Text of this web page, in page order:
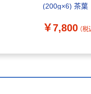
(200g×6) 茶葉
￥7,800 （税